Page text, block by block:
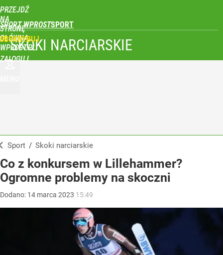
PRZEJDŹ
NA
STRONĘ
GŁÓWNĄ
WPROST.PL
SPORT WPROST
ZALOGUJ
SKOKI NARCIARSKIE
Sport / Skoki narciarskie
Co z konkursem w Lillehammer?
Ogromne problemy na skoczni
Dodano: 14 marca 2023 15:49